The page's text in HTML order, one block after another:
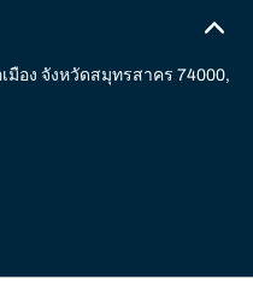
มือง จังหวัดสมุทรสาคร 74000,